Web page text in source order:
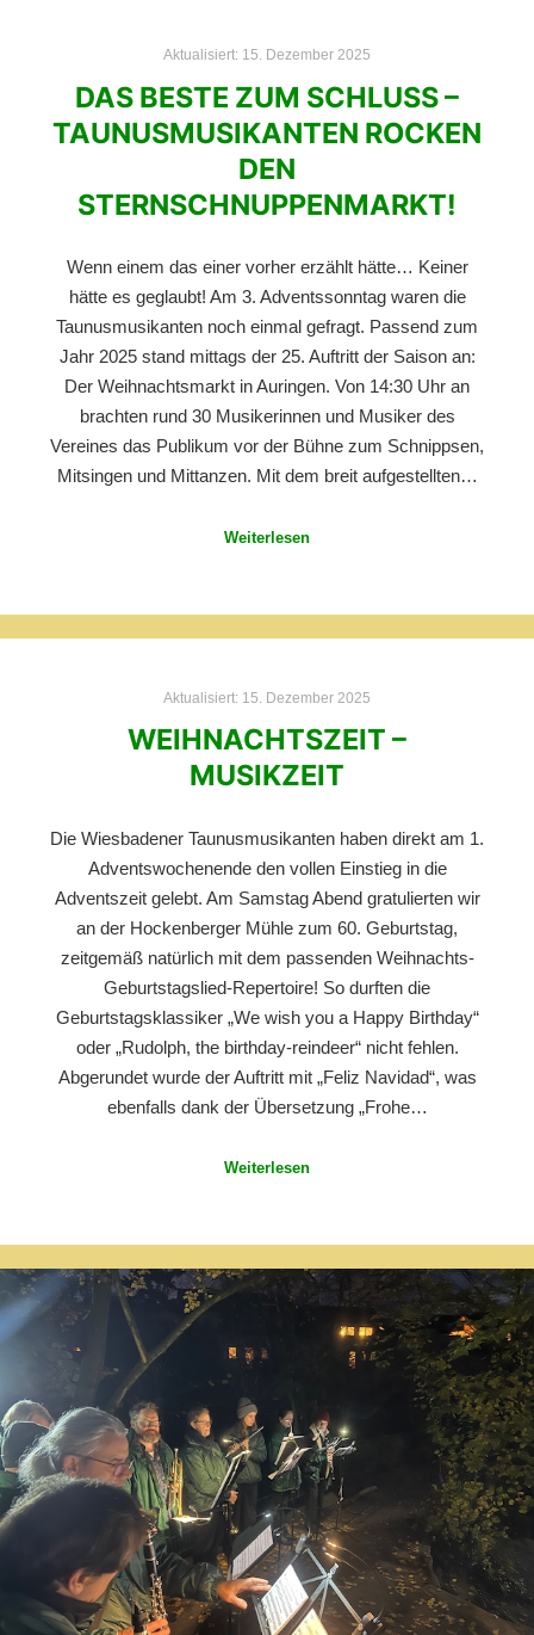
Aktualisiert: 15. Dezember 2025
DAS BESTE ZUM SCHLUSS –
TAUNUSMUSIKANTEN ROCKEN
DEN
STERNSCHNUPPENMARKT!
Wenn einem das einer vorher erzählt hätte… Keiner
hätte es geglaubt! Am 3. Adventssonntag waren die
Taunusmusikanten noch einmal gefragt. Passend zum
Jahr 2025 stand mittags der 25. Auftritt der Saison an:
Der Weihnachtsmarkt in Auringen. Von 14:30 Uhr an
brachten rund 30 Musikerinnen und Musiker des
Vereines das Publikum vor der Bühne zum Schnippsen,
Mitsingen und Mittanzen. Mit dem breit aufgestellten…
Weiterlesen
Aktualisiert: 15. Dezember 2025
WEIHNACHTSZEIT –
MUSIKZEIT
Die Wiesbadener Taunusmusikanten haben direkt am 1.
Adventswochenende den vollen Einstieg in die
Adventszeit gelebt. Am Samstag Abend gratulierten wir
an der Hockenberger Mühle zum 60. Geburtstag,
zeitgemäß natürlich mit dem passenden Weihnachts-
Geburtstagslied-Repertoire! So durften die
Geburtstagsklassiker „We wish you a Happy Birthday“
oder „Rudolph, the birthday-reindeer“ nicht fehlen.
Abgerundet wurde der Auftritt mit „Feliz Navidad“, was
ebenfalls dank der Übersetzung „Frohe…
Weiterlesen